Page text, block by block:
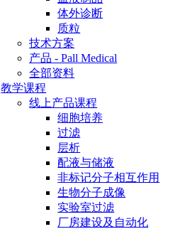
体外诊断
质粒
技术方案
产品 - Pall Medical
全部资料
教学课程
线上产品课程
细胞培养
过滤
层析
配液与储液
非标记分子相互作用
生物分子成像
实验室过滤
厂房建设及自动化